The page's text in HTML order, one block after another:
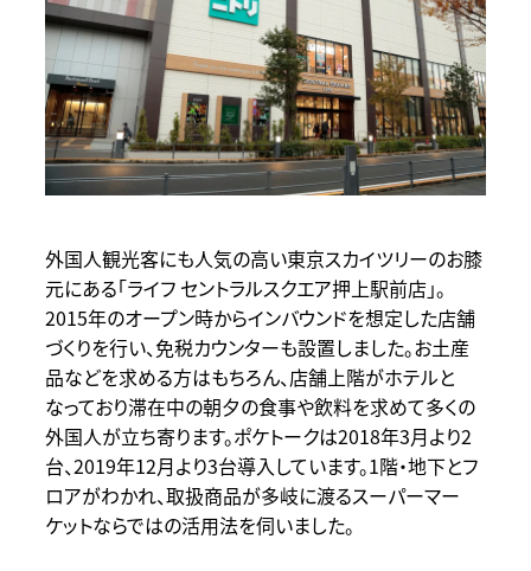
外国人観光客にも人気の高い東京スカイツリーのお膝
元にある「ライフ セントラルスクエア押上駅前店」。
2015年のオープン時からインバウンドを想定した店舗
づくりを行い、免税カウンターも設置しました。お土産
品などを求める方はもちろん、店舗上階がホテルと
なっており滞在中の朝夕の食事や飲料を求めて多くの
外国人が立ち寄ります。ポケトークは2018年3月より2
台、2019年12月より3台導入しています。1階・地下とフ
ロアがわかれ、取扱商品が多岐に渡るスーパーマー
ケットならではの活用法を伺いました。